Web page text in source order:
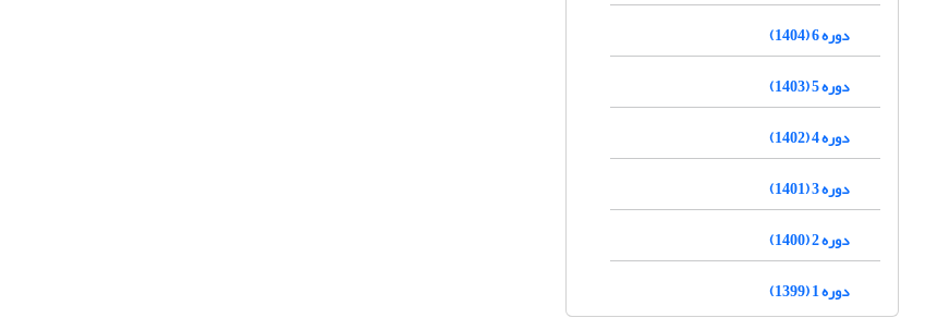
دوره 6 (1404)
دوره 5 (1403)
دوره 4 (1402)
دوره 3 (1401)
دوره 2 (1400)
دوره 1 (1399)